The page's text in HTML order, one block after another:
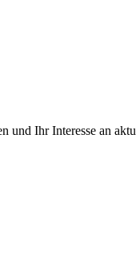
und Ihr Interesse an